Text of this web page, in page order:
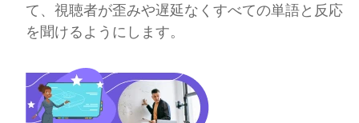
て、視聴者が歪みや遅延なくすべての単語と反応
を聞けるようにします。